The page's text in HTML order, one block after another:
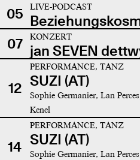
05 LIVE-PODCAST
07
KONZERT
jan SEVEN
12
PERFORMANCE, TANZ
SUZI (AT)
Sophie Germanier, Lan
Kenel
14
PERFORMANCE, TANZ
SUZI (AT)
Sophie Germanier, Lan